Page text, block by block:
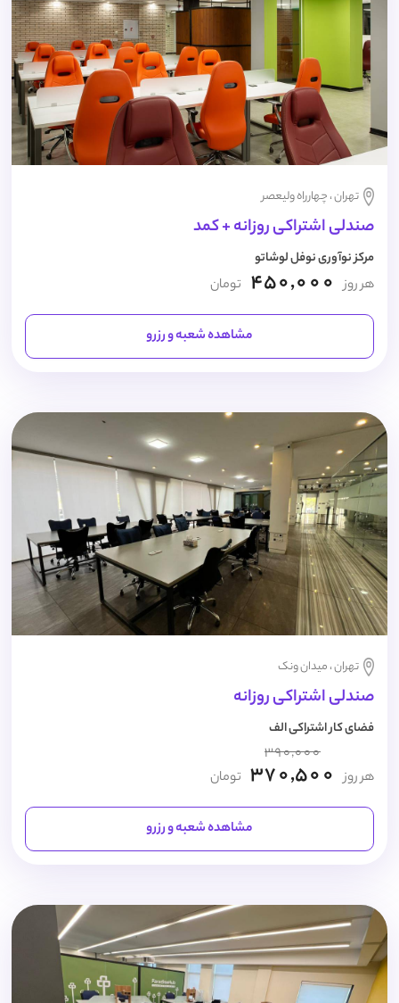
تهران ، چهارراه ولیعصر
صندلی اشتراکی روزانه + کمد
مرکز نوآوری نوفل لوشاتو
هر روز 450,000 تومان
مشاهده شعبه و رزرو
تهران ، میدان ونک
صندلی اشتراکی روزانه
فضای کار اشتراکی الف
هر روز
390,000
370,500 تومان
مشاهده شعبه و رزرو